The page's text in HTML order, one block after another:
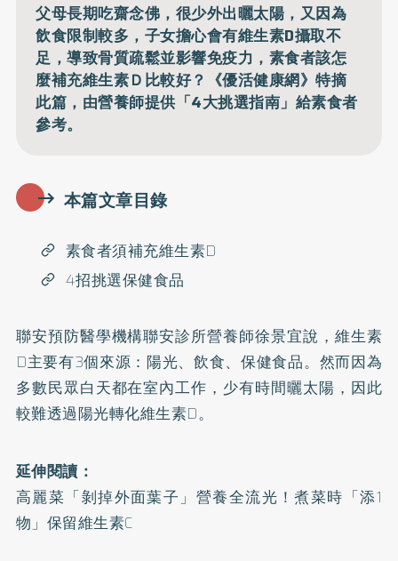
父母長期吃齋念佛，很少外出曬太陽，又因為
飲食限制較多，子女擔心會有維生素D攝取不
足，導致骨質疏鬆並影響免疫力，素食者該怎
麼補充維生素Ｄ比較好？《優活健康網》特摘
此篇，由營養師提供「4大挑選指南」給素食者
參考。
本篇文章目錄
素食者須補充維生素D
4招挑選保健食品
聯安預防醫學機構聯安診所營養師徐景宜說，維生素
D主要有3個來源：陽光、飲食、保健食品。然而因為
多數民眾白天都在室內工作，少有時間曬太陽，因此
較難透過陽光轉化維生素D。
延伸閱讀：
高麗菜「剝掉外面葉子」營養全流光！煮菜時「添1
物」保留維生素C